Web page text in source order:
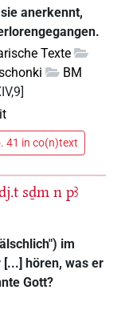
anerkennt,
Texte
BM
41 in co(n)text
sḏm n pꜣ
im
hören, was er
Gott?